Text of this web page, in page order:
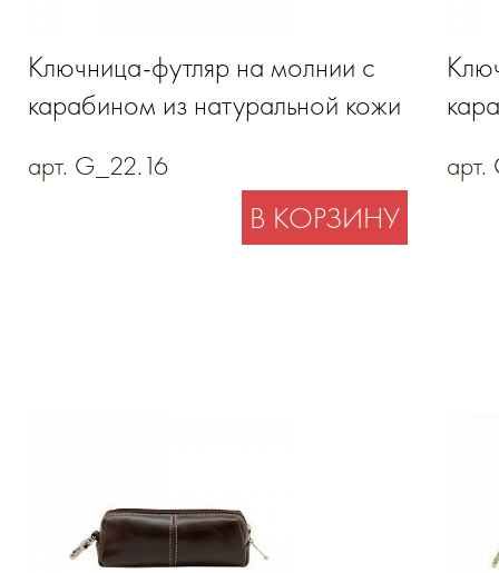
Ключница-футляр на молнии с
карабином из натуральной кожи
арт. G_22.16
В КОРЗИНУ